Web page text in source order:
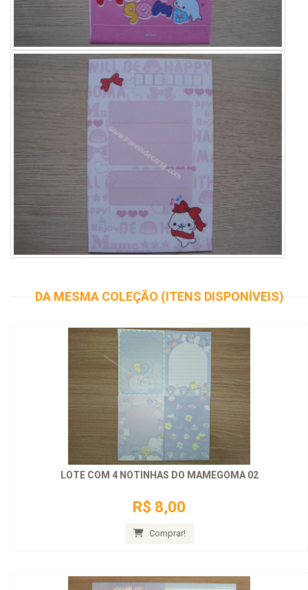
DA MESMA COLEÇÃO (ITENS DISPONÍVEIS)
LOTE COM 4 NOTINHAS DO MAMEGOMA 02
R$ 8,00
Comprar!